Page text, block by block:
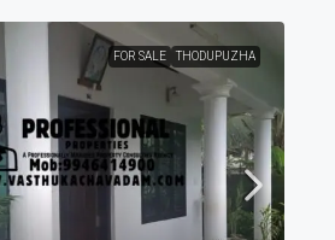
FOR SALE THODUPUZHA